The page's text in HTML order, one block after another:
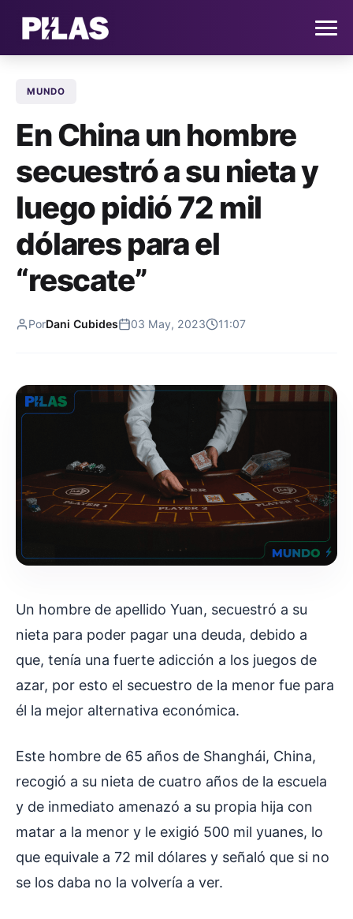
NOTICIAS
QUIÉNES SOMOS
CONTACTO
MUNDO
En China un hombre
secuestró a su nieta y
luego pidió 72 mil
dólares para el
“rescate”
PorDani Cubides 03 May, 2023 11:07
Un hombre de apellido Yuan, secuestró a su
nieta para poder pagar una deuda, debido a
que, tenía una fuerte adicción a los juegos de
azar, por esto el secuestro de la menor fue para
él la mejor alternativa económica.
Este hombre de 65 años de Shanghái, China,
recogió a su nieta de cuatro años de la escuela
y de inmediato amenazó a su propia hija con
matar a la menor y le exigió 500 mil yuanes, lo
que equivale a 72 mil dólares y señaló que si no
se los daba no la volvería a ver.